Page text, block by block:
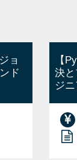
ョ
ド
【
決
ジ